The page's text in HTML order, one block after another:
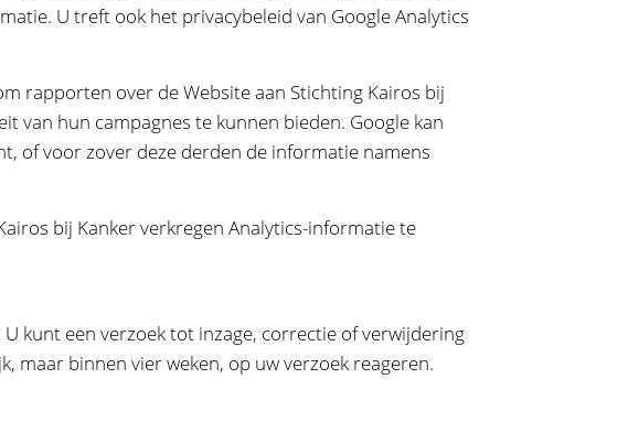
U treft ook het privacybeleid van Google Analytics
rapporten over de Website aan Stichting Kairos bij
van hun campagnes te kunnen bieden. Google kan
of voor zover deze derden de informatie namens
bij Kanker verkregen Analytics-informatie te
kunt een verzoek tot inzage, correctie of verwijdering
maar binnen vier weken, op uw verzoek reageren.